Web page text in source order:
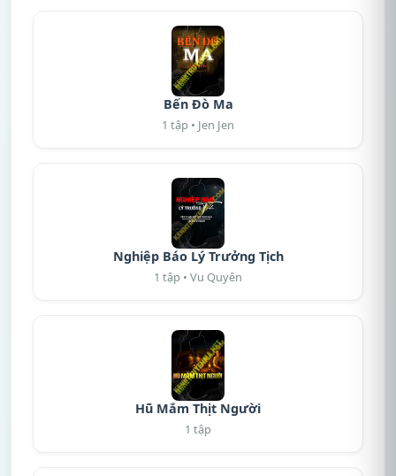
Bến Đò Ma
1 tập • Jen Jen
Nghiệp Báo Lý Trưởng Tịch
1 tập • Vu Quyên
Hũ Mắm Thịt Người
1 tập